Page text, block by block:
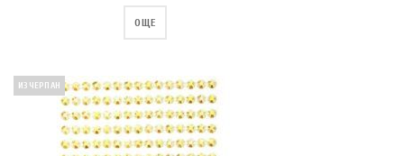
ОЩЕ
ИЗЧЕРПАН